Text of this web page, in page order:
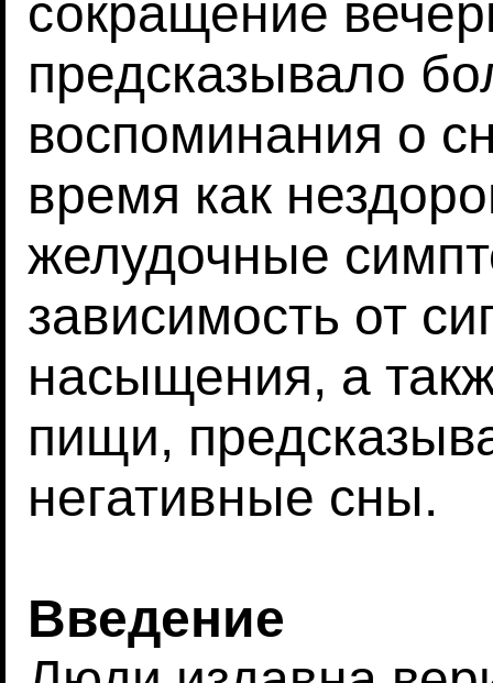
сокращение
предсказывало
воспоминания о
время как
желудочные
зависимость от
насыщения, а
пищи,
негативные сны.
Введение